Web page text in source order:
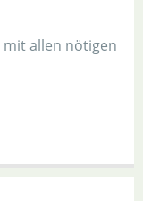
allen nötigen